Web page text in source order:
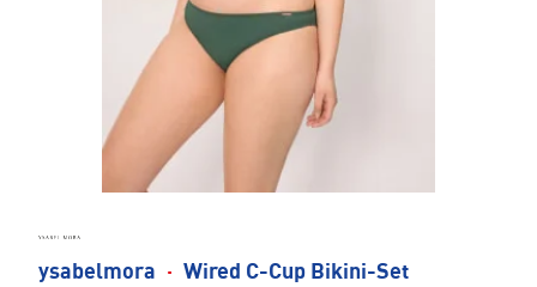
ysabelmora · Wired C-Cup Bikini-Set